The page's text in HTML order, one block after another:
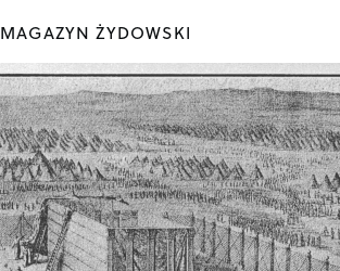
MAGAZYN ŻYDOWSKI